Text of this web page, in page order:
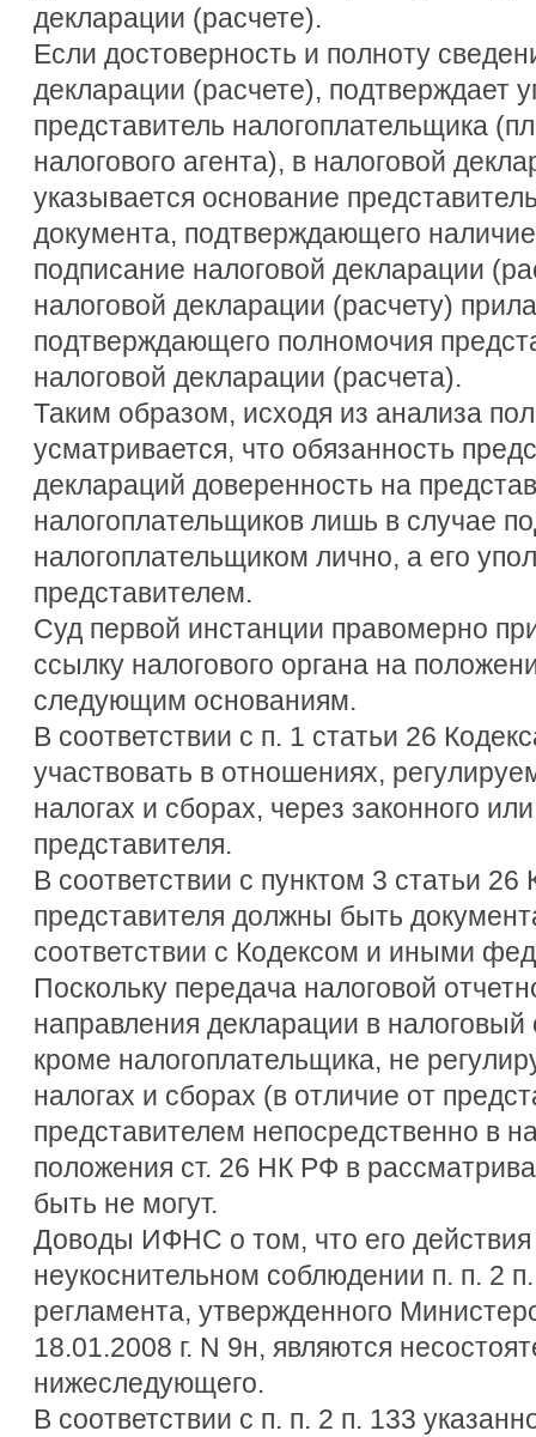
декларации (расчете).
Если достоверность и полноту
декларации (расчете), подтверждает
представитель налогоплательщика
налогового агента), в налоговой
указывается основание
документа, подтверждающего
подписание налоговой декларации
налоговой декларации (расчету)
подтверждающего полномочия
налоговой декларации (расчета).
Таким образом, исходя из анализа
усматривается, что обязанность
деклараций доверенность на
налогоплательщиков лишь в случае
налогоплательщиком лично, а его
представителем.
Суд первой инстанции правомерно
ссылку налогового органа на
следующим основаниям.
В соответствии с п. 1 статьи 26
участвовать в отношениях,
налогах и сборах, через законного
представителя.
В соответствии с пунктом 3 статьи
представителя должны быть
соответствии с Кодексом и иными
Поскольку передача налоговой
направления декларации в
кроме налогоплательщика, не
налогах и сборах (в отличие от
представителем непосредственно в
положения ст. 26 НК РФ в
быть не могут.
Доводы ИФНС о том, что его
неукоснительном соблюдении п. п. 2
регламента, утвержденного
18.01.2008 г. N 9н, являются
нижеследующего.
В соответствии с п. п. 2 п. 133